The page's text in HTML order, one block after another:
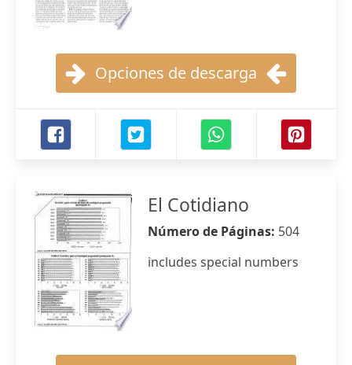
Opciones de descarga
El Cotidiano
Número de Páginas: 504
includes special numbers